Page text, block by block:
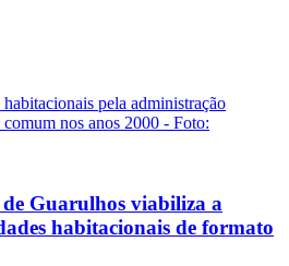
Guarulhos viabiliza a
habitacionais de formato